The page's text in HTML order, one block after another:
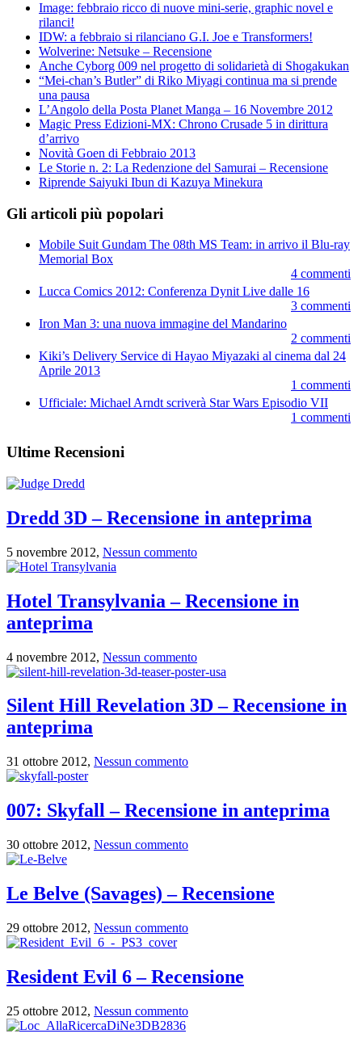
Image: febbraio ricco di nuove mini-serie, graphic novel e
rilanci!
IDW: a febbraio si rilanciano G.I. Joe e Transformers!
Wolverine: Netsuke – Recensione
Anche Cyborg 009 nel progetto di solidarietà di Shogakukan
“Mei-chan’s Butler” di Riko Miyagi continua ma si prende
una pausa
L’Angolo della Posta Planet Manga – 16 Novembre 2012
Magic Press Edizioni-MX: Chrono Crusade 5 in dirittura
d’arrivo
Novità Goen di Febbraio 2013
Le Storie n. 2: La Redenzione del Samurai – Recensione
Riprende Saiyuki Ibun di Kazuya Minekura
Gli articoli più popolari
Mobile Suit Gundam The 08th MS Team: in arrivo il Blu-ray
Memorial Box
4 commenti
Lucca Comics 2012: Conferenza Dynit Live dalle 16
3 commenti
Iron Man 3: una nuova immagine del Mandarino
2 commenti
Kiki’s Delivery Service di Hayao Miyazaki al cinema dal 24
Aprile 2013
1 commenti
Ufficiale: Michael Arndt scriverà Star Wars Episodio VII
1 commenti
Ultime Recensioni
Dredd 3D – Recensione in anteprima
5 novembre 2012, Nessun commento
Hotel Transylvania – Recensione in
anteprima
4 novembre 2012, Nessun commento
Silent Hill Revelation 3D – Recensione in
anteprima
31 ottobre 2012, Nessun commento
007: Skyfall – Recensione in anteprima
30 ottobre 2012, Nessun commento
Le Belve (Savages) – Recensione
29 ottobre 2012, Nessun commento
Resident Evil 6 – Recensione
25 ottobre 2012, Nessun commento